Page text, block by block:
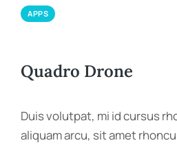
APPS
Quadro Drone
Duis volutpat, mi id cursus
aliquam arcu, sit amet